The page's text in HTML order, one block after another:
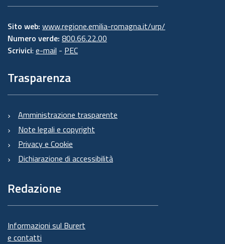
Sito web: www.regione.emilia-romagna.it/urp/
Numero verde: 800.66.22.00
Scrivici: e-mail - PEC
Trasparenza
Amministrazione trasparente
Note legali e copyright
Privacy e Cookie
Dichiarazione di accessibilità
Redazione
Informazioni sul Burert
e contatti